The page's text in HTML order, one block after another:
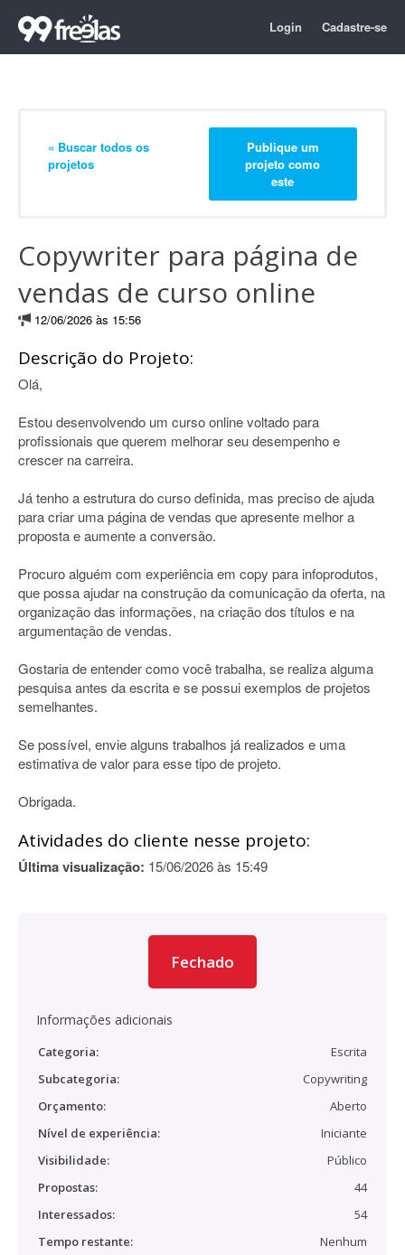
Login Cadastre-se
« Buscar todos os
projetos
Publique um
projeto como
este
Copywriter para página de
vendas de curso online
12/06/2026 às 15:56
Descrição do Projeto:
Olá,
Estou desenvolvendo um curso online voltado para
profissionais que querem melhorar seu desempenho e
crescer na carreira.
Já tenho a estrutura do curso definida, mas preciso de ajuda
para criar uma página de vendas que apresente melhor a
proposta e aumente a conversão.
Procuro alguém com experiência em copy para infoprodutos,
que possa ajudar na construção da comunicação da oferta, na
organização das informações, na criação dos títulos e na
argumentação de vendas.
Gostaria de entender como você trabalha, se realiza alguma
pesquisa antes da escrita e se possui exemplos de projetos
semelhantes.
Se possível, envie alguns trabalhos já realizados e uma
estimativa de valor para esse tipo de projeto.
Obrigada.
Atividades do cliente nesse projeto:
Última visualização: 15/06/2026 às 15:49
Fechado
Informações adicionais
Categoria:
Escrita
Subcategoria:
Copywriting
Orçamento:
Aberto
Nível de experiência:
Iniciante
Visibilidade:
Público
Propostas:
44
Interessados:
54
Tempo restante:
Nenhum